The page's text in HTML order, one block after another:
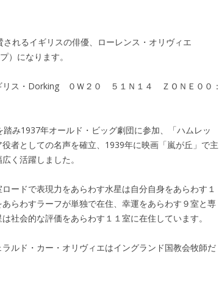
れるイギリスの俳優、ローレンス・オリヴィエ
）になります。
ス・Dorking ０Ｗ２０ ５１Ｎ１４ ＺＯＮＥ００：
み1937年オールド・ビッグ劇団に参加、「ハムレッ
者としての名声を確立、1939年に映画「嵐が丘」で主
く活躍しました。
ードで表現力をあらわす水星は自分自身をあらわす１
らわすラーフが単独で在住、幸運をあらわす９室と専
社会的な評価をあらわす１１室に在住しています。
ルド・カー・オリヴィエはイングランド国教会牧師だ